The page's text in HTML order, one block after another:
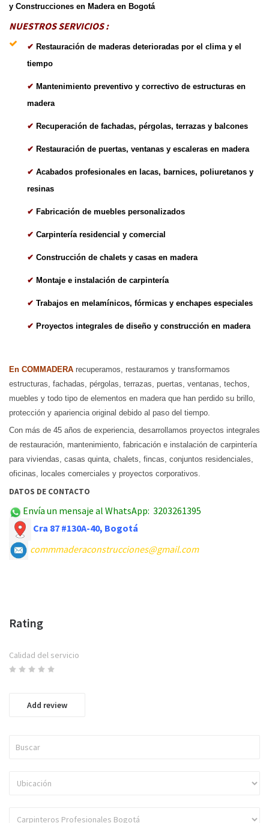
y Construcciones en Madera en Bogotá
NUESTROS SERVICIOS :
✔ Restauración de maderas deterioradas por el clima y el
tiempo
✔ Mantenimiento preventivo y correctivo de estructuras en
madera
✔ Recuperación de fachadas, pérgolas, terrazas y balcones
✔ Restauración de puertas, ventanas y escaleras en madera
✔ Acabados profesionales en lacas, barnices, poliuretanos y
resinas
✔ Fabricación de muebles personalizados
✔ Carpintería residencial y comercial
✔ Construcción de chalets y casas en madera
✔ Montaje e instalación de carpintería
✔ Trabajos en melamínicos, fórmicas y enchapes especiales
✔ Proyectos integrales de diseño y construcción en madera
En COMMADERA recuperamos, restauramos y transformamos
estructuras, fachadas, pérgolas, terrazas, puertas, ventanas, techos,
muebles y todo tipo de elementos en madera que han perdido su brillo,
protección y apariencia original debido al paso del tiempo.
Con más de 45 años de experiencia, desarrollamos proyectos integrales
de restauración, mantenimiento, fabricación e instalación de carpintería
para viviendas, casas quinta, chalets, fincas, conjuntos residenciales,
oficinas, locales comerciales y proyectos corporativos.
DATOS DE CONTACTO
Envía un mensaje al WhatsApp: 3203261395
Cra 87 #130A-40, Bogotá
commmaderaconstrucciones@gmail.com
Rating
Calidad del servicio
Add review